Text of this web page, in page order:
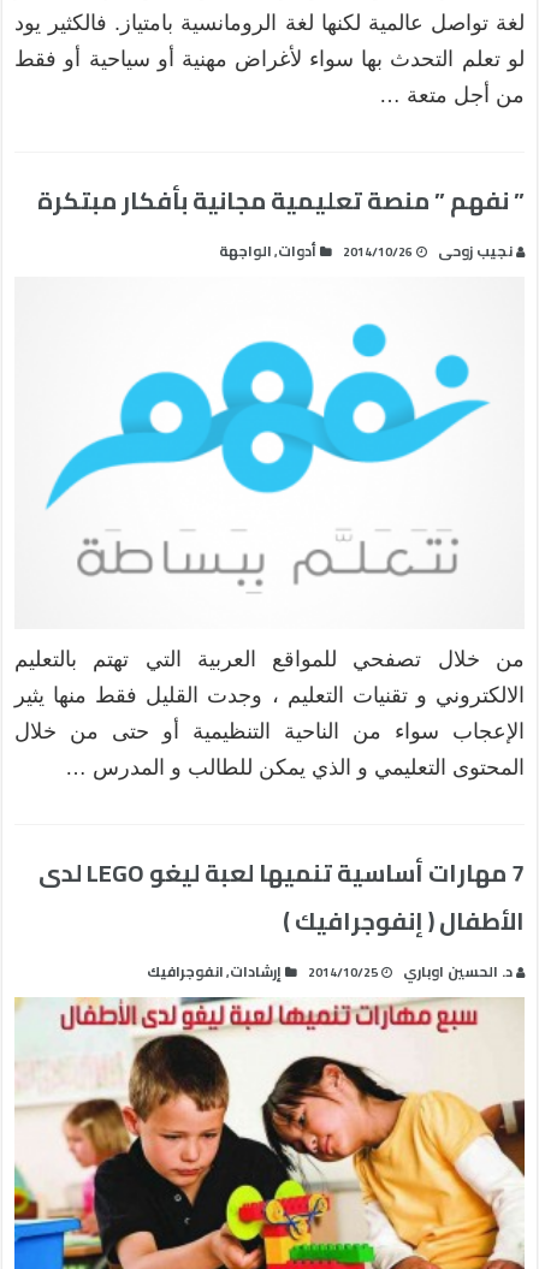
لغة تواصل عالمية لكنها لغة الرومانسية بامتياز. فالكثير يود
لو تعلم التحدث بها سواء لأغراض مهنية أو سياحية أو فقط
من أجل متعة …
” نفهم ” منصة تعليمية مجانية بأفكار مبتكرة
نجيب زوحى 2014/10/26 أدوات,الواجهة
من خلال تصفحي للمواقع العربية التي تهتم بالتعليم
الالكتروني و تقنيات التعليم ، وجدت القليل فقط منها يثير
الإعجاب سواء من الناحية التنظيمية أو حتى من خلال
المحتوى التعليمي و الذي يمكن للطالب و المدرس …
7 مهارات أساسية تنميها لعبة ليغو LEGO لدى
الأطفال ( إنفوجرافيك )
د. الحسين اوباري 2014/10/25 إرشادات,انفوجرافيك